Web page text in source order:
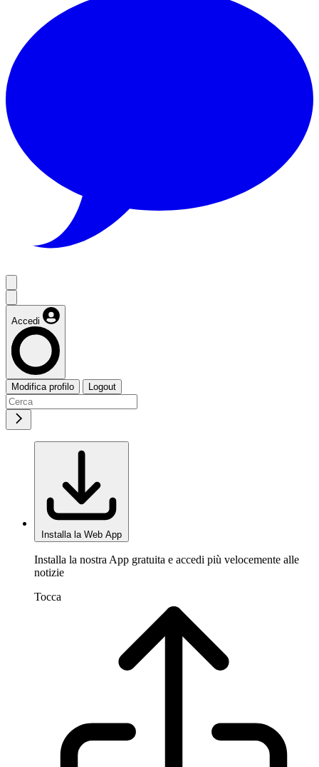
Accedi
Modifica profilo Logout
Installa la Web App
Installa la nostra App gratuita e accedi più velocemente alle
notizie
Tocca